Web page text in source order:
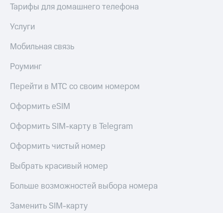
Тарифы для домашнего телефона
Услуги
Мобильная связь
Роуминг
Перейти в МТС со своим номером
Оформить eSIM
Оформить SIM-карту в Telegram
Оформить чистый номер
Выбрать красивый номер
Больше возможностей выбора номера
Заменить SIM-карту